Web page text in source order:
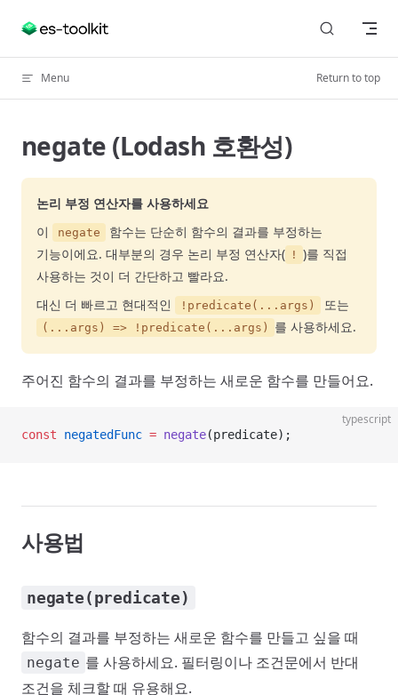
Skip to content
Menu Return to top
negate (Lodash 호환성)
논리 부정 연산자를 사용하세요
이
negate
함수는 단순히 함수의 결과를 부정하는
기능이에요. 대부분의 경우 논리 부정 연산자( ! )를 직접
사용하는 것이 더 간단하고 빨라요.
대신 더 빠르고 현대적인
!predicate(...args) 또는
(...args) => !predicate(...args) 를 사용하세요.
주어진 함수의 결과를 부정하는 새로운 함수를 만들어요.
typescript
const negatedFunc = negate(predicate);
사용법
negate(predicate)
함수의 결과를 부정하는 새로운 함수를 만들고 싶을 때
negate 를 사용하세요. 필터링이나 조건문에서 반대
조건을 체크할 때 유용해요.